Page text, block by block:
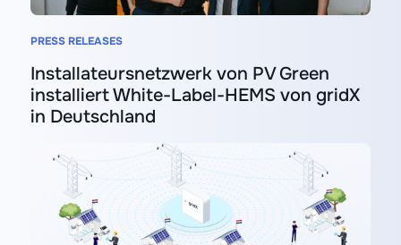
PRESS RELEASES
Installateursnetzwerk von PV Green
installiert White-Label-HEMS von gridX
in Deutschland